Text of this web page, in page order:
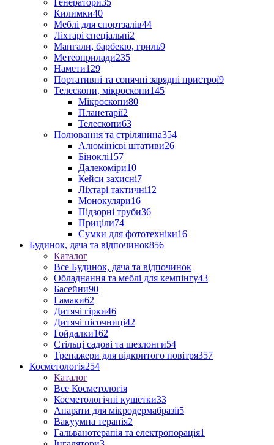
Генератори35
Килимки40
Меблі для спортзалів44
Ліхтарі спеціальні2
Мангали, барбекю, гриль9
Метеоприлади235
Намети129
Портативні та сонячні зарядні пристрої9
Телескопи, мікроскопи145
Мікроскопи80
Планетарії2
Телескопи63
Полювання та стрілянина354
Алюмінієві штативи26
Біноклі157
Далекоміри10
Кейси захисні7
Ліхтарі тактичні12
Монокуляри16
Підзорні труби36
Приціли74
Сумки для фототехніки16
Будинок, дача та відпочинок856
Каталог
Все Будинок, дача та відпочинок
Обладнання та меблі для кемпінгу43
Басейни90
Гамаки62
Дитячі гірки46
Дитячі пісочниці42
Гойдалки162
Стільці садові та шезлонги54
Тренажери для відкритого повітря357
Косметологія254
Каталог
Все Косметологія
Косметологічні кушетки33
Апарати для мікродермабразії5
Вакуумна терапія2
Гальванотерапія та електропорація1